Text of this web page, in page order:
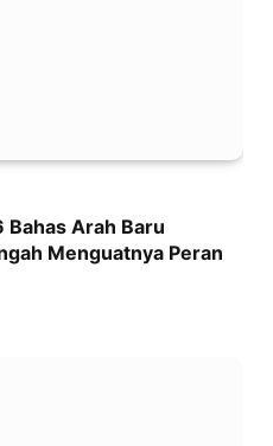
Arah Baru
Menguatnya Peran